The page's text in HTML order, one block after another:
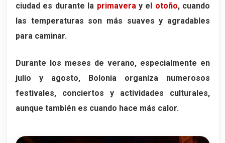
ciudad es durante la primavera y el otoño, cuando
las temperaturas son más suaves y agradables
para caminar.
Durante los meses de verano, especialmente en
julio y agosto, Bolonia organiza numerosos
festivales, conciertos y actividades culturales,
aunque también es cuando hace más calor.